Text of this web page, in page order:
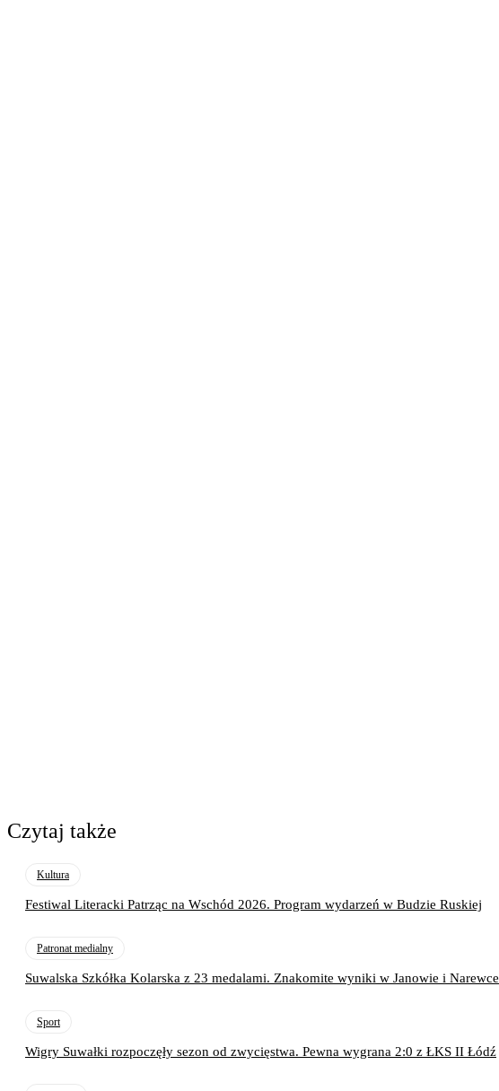
Czytaj także
Kultura
Festiwal Literacki Patrząc na Wschód 2026. Program wydarzeń w Budzie Ruskiej
Patronat medialny
Suwalska Szkółka Kolarska z 23 medalami. Znakomite wyniki w Janowie i Narewce
Sport
Wigry Suwałki rozpoczęły sezon od zwycięstwa. Pewna wygrana 2:0 z ŁKS II Łódź